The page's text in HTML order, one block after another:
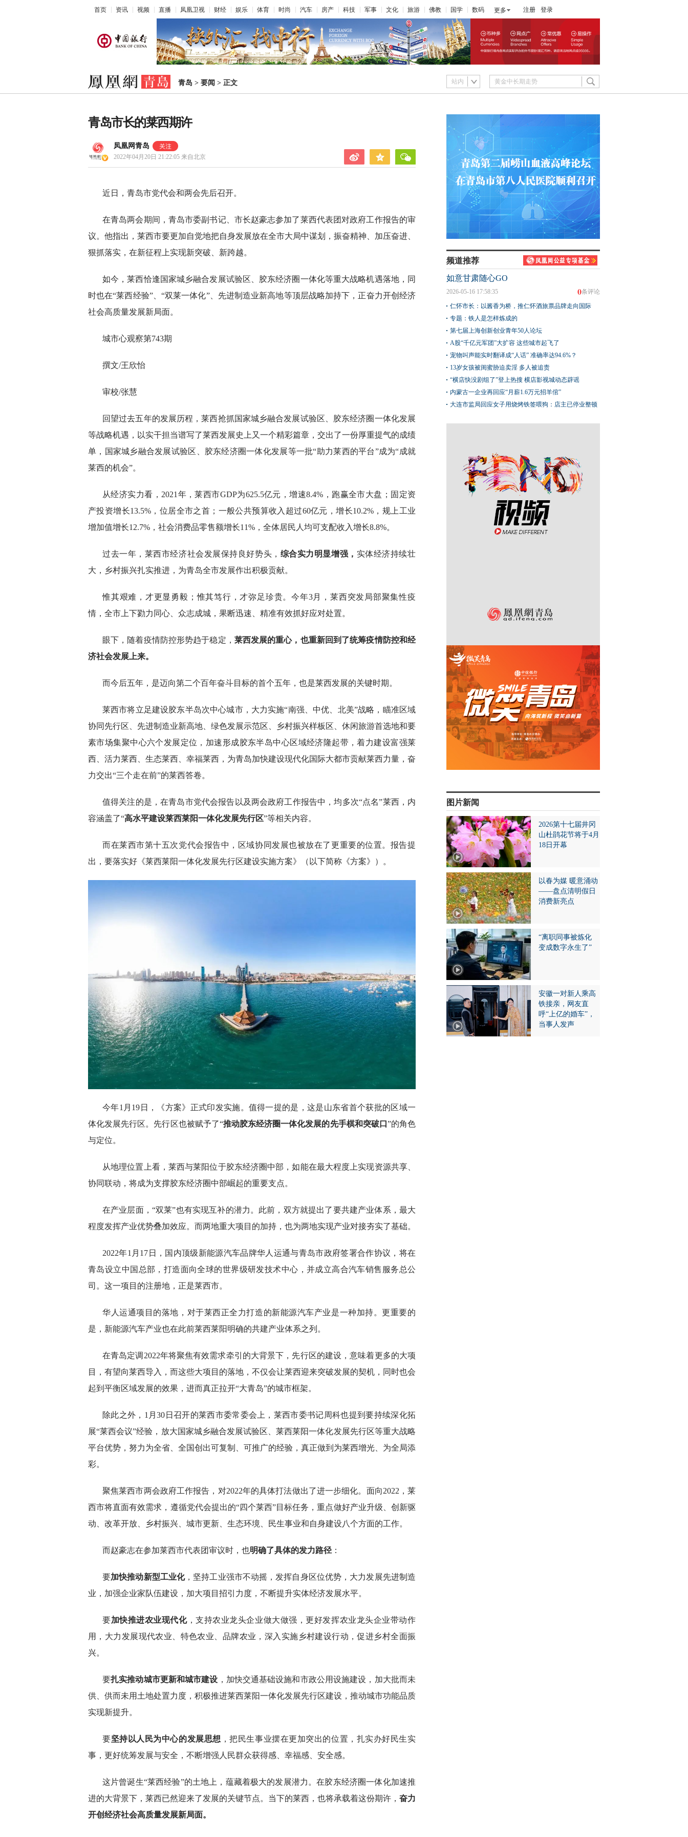
首页 资讯 视频 直播 凤凰卫视 财经 娱乐 体育 时尚 汽车 房产 科技 军事 文化 旅游 佛教 国学 数码 更多 注册 登录
青岛 > 要闻 > 正文 站内
青岛市长的莱西期许
凤凰网青岛
2022年04月20日 21:22:05 来自北京
近日，青岛市党代会和两会先后召开。
在青岛两会期间，青岛市委副书记、市长赵豪志参加了莱西代表团对政府工作报告的审
议。他指出，莱西市要更加自觉地把自身发展放在全市大局中谋划，振奋精神、加压奋进、
狠抓落实，在新征程上实现新突破、新跨越。
如今，莱西恰逢国家城乡融合发展试验区、胶东经济圈一体化等重大战略机遇落地，同
时也在“莱西经验”、“双莱一体化”、先进制造业新高地等顶层战略加持下，正奋力开创经济
社会高质量发展新局面。
城市心观察第743期
撰文/王欣怡
审校/张慧
回望过去五年的发展历程，莱西抢抓国家城乡融合发展试验区、胶东经济圈一体化发展
等战略机遇，以实干担当谱写了莱西发展史上又一个精彩篇章，交出了一份厚重提气的成绩
单，国家城乡融合发展试验区、胶东经济圈一体化发展等一批“助力莱西的平台”成为“成就
莱西的机会”。
从经济实力看，2021年，莱西市GDP为625.5亿元，增速8.4%，跑赢全市大盘；固定资
产投资增长13.5%，位居全市之首；一般公共预算收入超过60亿元，增长10.2%，规上工业
增加值增长12.7%，社会消费品零售额增长11%，全体居民人均可支配收入增长8.8%。
过去一年，莱西市经济社会发展保持良好势头， 综合实力明显增强， 实体经济持续壮
大，乡村振兴扎实推进，为青岛全市发展作出积极贡献。
惟其艰难，才更显勇毅；惟其笃行，才弥足珍贵。今年3月，莱西突发局部聚集性疫
情，全市上下勠力同心、众志成城，果断迅速、精准有效抓好应对处置。
眼下，随着疫情防控形势趋于稳定， 莱西发展的重心，也重新回到了统筹疫情防控和经
济社会发展上来。
而今后五年，是迈向第二个百年奋斗目标的首个五年，也是莱西发展的关键时期。
莱西市将立足建设胶东半岛次中心城市，大力实施“南强、中优、北美”战略，瞄准区域
协同先行区、先进制造业新高地、绿色发展示范区、乡村振兴样板区、休闲旅游首选地和要
素市场集聚中心六个发展定位，加速形成胶东半岛中心区域经济隆起带，着力建设富强莱
西、活力莱西、生态莱西、幸福莱西，为青岛加快建设现代化国际大都市贡献莱西力量，奋
力交出“三个走在前”的莱西答卷。
值得关注的是，在青岛市党代会报告以及两会政府工作报告中，均多次“点名”莱西，内
容涵盖了“高水平建设莱西莱阳一体化发展先行区”等相关内容。
而在莱西市第十五次党代会报告中，区域协同发展也被放在了更重要的位置。报告提
出，要落实好《莱西莱阳一体化发展先行区建设实施方案》（以下简称《方案》）。
今年1月19日，《方案》正式印发实施。值得一提的是，这是山东省首个获批的区域一
体化发展先行区。先行区也被赋予了“推动胶东经济圈一体化发展的先手棋和突破口 ”的角色
与定位。
从地理位置上看，莱西与莱阳位于胶东经济圈中部，如能在最大程度上实现资源共享、
协同联动，将成为支撑胶东经济圈中部崛起的重要支点。
在产业层面，“双莱”也有实现互补的潜力。此前，双方就提出了要共建产业体系，最大
程度发挥产业优势叠加效应。而两地重大项目的加持，也为两地实现产业对接夯实了基础。
2022年1月17日，国内顶级新能源汽车品牌华人运通与青岛市政府签署合作协议，将在
青岛设立中国总部，打造面向全球的世界级研发技术中心，并成立高合汽车销售服务总公
司。这一项目的注册地，正是莱西市。
华人运通项目的落地，对于莱西正全力打造的新能源汽车产业是一种加持。更重要的
是，新能源汽车产业也在此前莱西莱阳明确的共建产业体系之列。
在青岛定调2022年将聚焦有效需求牵引的大背景下，先行区的建设，意味着更多的大项
目，有望向莱西导入，而这些大项目的落地，不仅会让莱西迎来突破发展的契机，同时也会
起到平衡区域发展的效果，进而真正拉开“大青岛”的城市框架。
除此之外，1月30日召开的莱西市委常委会上，莱西市委书记周科也提到要持续深化拓
展“莱西会议”经验，放大国家城乡融合发展试验区、莱西莱阳一体化发展先行区等重大战略
平台优势，努力为全省、全国创出可复制、可推广的经验，真正做到为莱西增光、为全局添
彩。
聚焦莱西市两会政府工作报告，对2022年的具体打法做出了进一步细化。面向2022，莱
西市将直面有效需求，遵循党代会提出的“四个莱西”目标任务，重点做好产业升级、创新驱
动、改革开放、乡村振兴、城市更新、生态环境、民生事业和自身建设八个方面的工作。
而赵豪志在参加莱西市代表团审议时，也明确了具体的发力路径 ：
要加快推动新型工业化，坚持工业强市不动摇，发挥自身区位优势，大力发展先进制造
业，加强企业家队伍建设，加大项目招引力度，不断提升实体经济发展水平。
要加快推进农业现代化，支持农业龙头企业做大做强，更好发挥农业龙头企业带动作
用，大力发展现代农业、特色农业、品牌农业，深入实施乡村建设行动，促进乡村全面振
兴。
要扎实推动城市更新和城市建设 ，加快交通基础设施和市政公用设施建设，加大批而未
供、供而未用土地处置力度，积极推进莱西莱阳一体化发展先行区建设，推动城市功能品质
实现新提升。
要坚持以人民为中心的发展思想 ，把民生事业摆在更加突出的位置，扎实办好民生实
事，更好统筹发展与安全，不断增强人民群众获得感、幸福感、安全感。
这片曾诞生“莱西经验”的土地上，蕴藏着极大的发展潜力。在胶东经济圈一体化加速推
进的大背景下，莱西已然迎来了发展的关键节点。当下的莱西，也将承载着这份期许， 奋力
开创经济社会高质量发展新局面。
频道推荐
如意甘肃随心GO
0条评论
2026-05-16 17:58:35
仁怀市长：以酱香为桥，推仁怀酒旅票品牌走向国际
专题：铁人是怎样炼成的
第七届上海创新创业青年50人论坛
A股“千亿元军团”大扩容 这些城市起飞了
宠物叫声能实时翻译成“人话” 准确率达94.6%？
13岁女孩被闺蜜胁迫卖淫 多人被追责
“横店快没剧组了”登上热搜 横店影视城动态辟谣
内蒙古一企业再回应“月薪1.6万元招羊倌”
大连市监局回应女子用烧烤铁签喂狗：店主已停业整顿
图片新闻
2026第十七届井冈
山杜鹃花节将于4月
18日开幕
以春为媒 暖意涌动
——盘点清明假日
消费新亮点
“离职同事被炼化
变成数字永生了”
安徽一对新人乘高
铁接亲，网友直
呼“上亿的婚车”，
当事人发声